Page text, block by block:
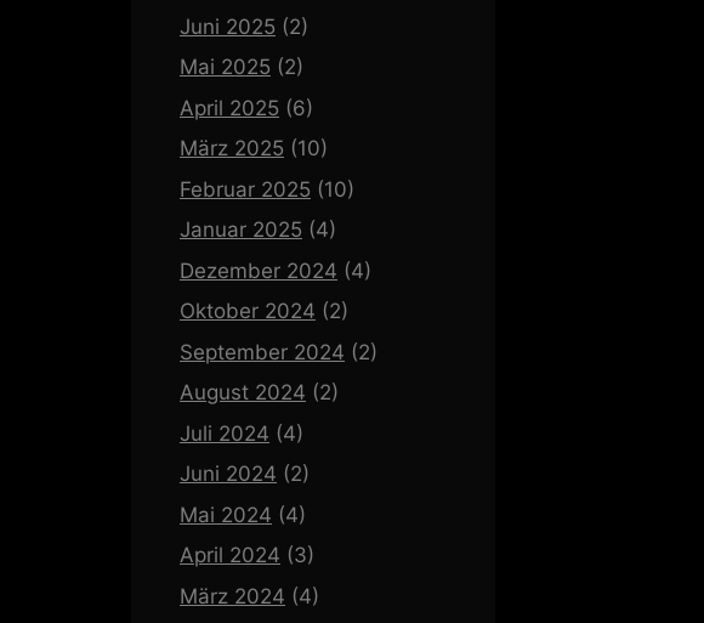
Juni 2025 (2)
Mai 2025 (2)
April 2025 (6)
März 2025 (10)
Februar 2025 (10)
Januar 2025 (4)
Dezember 2024 (4)
Oktober 2024 (2)
September 2024 (2)
August 2024 (2)
Juli 2024 (4)
Juni 2024 (2)
Mai 2024 (4)
April 2024 (3)
März 2024 (4)